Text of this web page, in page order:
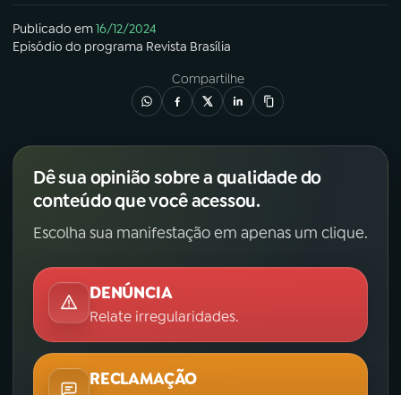
Publicado em16/12/2024
Episódio do programa Revista Brasília
Compartilhe
Dê sua opinião sobre a qualidade do
conteúdo que você acessou.
Escolha sua manifestação em apenas um clique.
DENÚNCIA
Relate irregularidades.
RECLAMAÇÃO